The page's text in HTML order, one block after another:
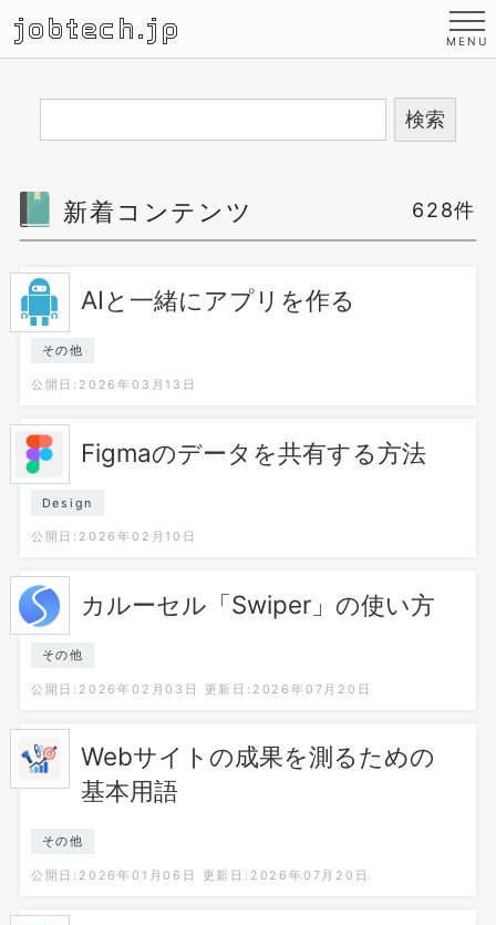
jobtech.jp
新着コンテンツ 628件
AIと一緒にアプリを作る
その他
公開日:2026年03月13日
Figmaのデータを共有する方法
Design
公開日:2026年02月10日
カルーセル「Swiper」の使い方
その他
公開日:2026年02月03日 更新日:2026年07月20日
Webサイトの成果を測るための
基本用語
その他
公開日:2026年01月06日 更新日:2026年07月20日